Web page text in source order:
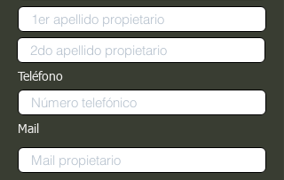
Teléfono
Mail